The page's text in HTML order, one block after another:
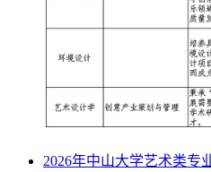
2026年中山大学艺术类专